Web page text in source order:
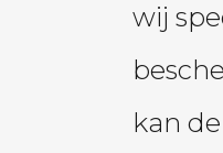
wij
kan